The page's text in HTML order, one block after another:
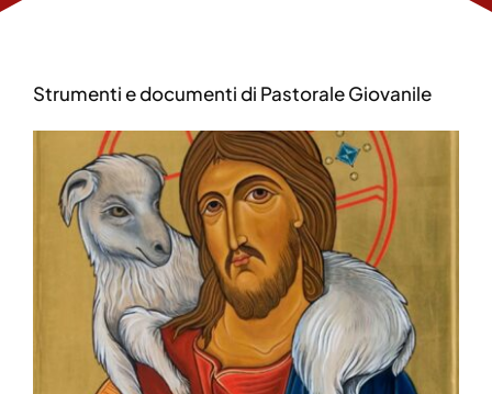
Strumenti e documenti di Pastorale Giovanile